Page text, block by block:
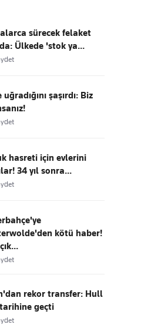
gündemi
sürecek felaket
Ülkede 'stok ya...
uğradığını şaşırdı: Biz
hasreti için evlerini
34 yıl sonra...
kötü haber!
rekor transfer: Hull
geçti